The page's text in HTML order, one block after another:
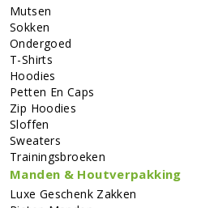
Mutsen
Sokken
Ondergoed
T-Shirts
Hoodies
Petten En Caps
Zip Hoodies
Sloffen
Sweaters
Trainingsbroeken
Manden & Houtverpakking
Luxe Geschenk Zakken